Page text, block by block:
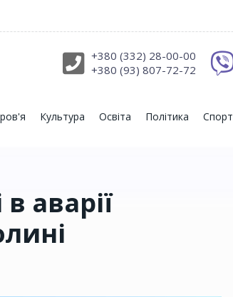
+380 (332) 28-00-00
+380 (93) 807-72-72
Культура Освіта Політика Спорт
аварії